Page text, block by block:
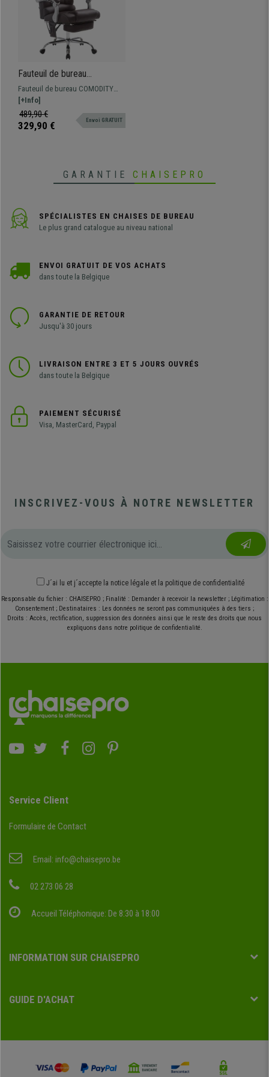
Fauteuil de bureau
COMODITY MASSAGE CUIR,
Repose-pieds Extensible,
Fonction massage, Marron
Fauteuil de bureau COMODITY
MASSAGE CUIR: avec fonction de
massage, inclinable et avec
repose-pieds extensible. Si vous
[+Info]
489,90 €
329,90 € Envoi GRATUIT
GARANTIE CHAISEPRO
SPÉCIALISTES EN CHAISES DE BUREAU
Le plus grand catalogue au niveau national
ENVOI GRATUIT DE VOS ACHATS
dans toute la Belgique
GARANTIE DE RETOUR
Jusqu'à 30 jours
LIVRAISON ENTRE 3 ET 5 JOURS OUVRÉS
dans toute la Belgique
PAIEMENT SÉCURISÉ
Visa, MasterCard, Paypal
INSCRIVEZ-VOUS À NOTRE NEWSLETTER
J´ai lu et j´accepte la notice légale et la politique de confidentialité
Responsable du fichier : CHAISEPRO ; Finalité : Demander à recevoir la newsletter ; Légitimation :
Consentement ; Destinataires : Les données ne seront pas communiquées à des tiers ;
Droits : Accès, rectification, suppression des données ainsi que le reste des droits que nous
expliquons dans notre politique de confidentialité.
Service Client
Formulaire de Contact
Email: info@chaisepro.be
02 273 06 28
Accueil Téléphonique: De 8:30 à 18:00
INFORMATION SUR CHAISEPRO
GUIDE D'ACHAT